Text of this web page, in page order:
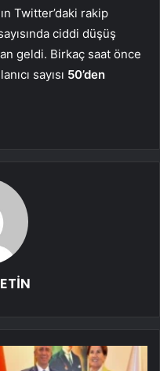
Twitter’daki rakip
ciddi düşüş
geldi. Birkaç saat önce
sayısı 50’den